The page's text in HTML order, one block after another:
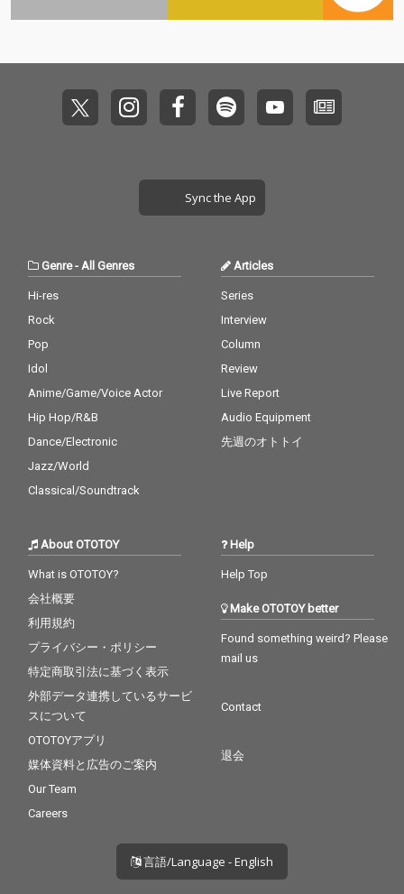
Sync the App
Genre- All Genres
Hi-res
Rock
Pop
Idol
Anime/Game/Voice Actor
Hip Hop/R&B
Dance/Electronic
Jazz/World
Classical/Soundtrack
Articles
Series
Interview
Column
Review
Live Report
Audio Equipment
先週のオトトイ
About OTOTOY
What is OTOTOY?
会社概要
利用規約
プライバシー・ポリシー
特定商取引法に基づく表示
外部データ連携しているサービ
スについて
OTOTOYアプリ
媒体資料と広告のご案内
Our Team
Careers
Help
Help Top
Make OTOTOY better
Found something weird? Please
mail us
Contact
退会
言語/Language - English